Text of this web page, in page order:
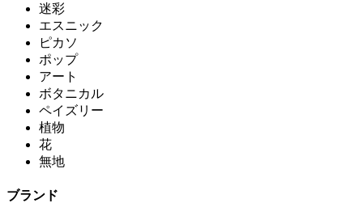
迷彩
エスニック
ピカソ
ポップ
アート
ボタニカル
ペイズリー
植物
花
無地
ブランド